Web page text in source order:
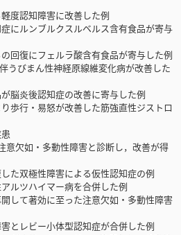
度認知障害に改善した例
にルンブルクスルベルス含有食品が寄与
回復にフェルラ酸含有食品が寄与した例
うびまん性神経原線維変化病が改善した
脳炎後認知症の改善に寄与した例
歩行・易怒が改善した筋強直性ジストロ
意欠如・多動性障害と診断し，改善が得
た双極性障害による仮性認知症の例
ルツハイマー病を合併した例
して著効に至った注意欠如・多動性障害
とレビー小体型認知症が合併した例